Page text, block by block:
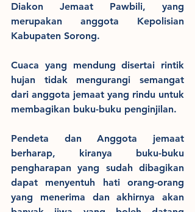
Diakon Jemaat Pawbili, yang
merupakan anggota Kepolisian
Kabupaten Sorong.
Cuaca yang mendung disertai rintik
hujan tidak mengurangi semangat
dari anggota jemaat yang rindu untuk
membagikan buku-buku penginjilan.
Pendeta dan Anggota jemaat
berharap, kiranya buku-buku
pengharapan yang sudah dibagikan
dapat menyentuh hati orang-orang
yang menerima dan akhirnya akan